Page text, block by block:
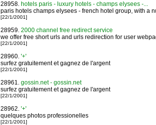
28958. hotels paris - luxury hotels - champs elysees -...
paris hotels champs elysees - french hotel group, with a
[22/1/2001]
28959. 2000 channel free redirect service
we offer free short urls and urls redirection for user
[22/1/2001]
28960. '+'
surfez gratuitement et gagnez de l'argent
[22/1/2001]
28961. gossin.net - gossin.net
surfez gratuitement et gagnez de l'argent
[22/1/2001]
28962. '+'
quelques photos professionelles
[22/1/2001]